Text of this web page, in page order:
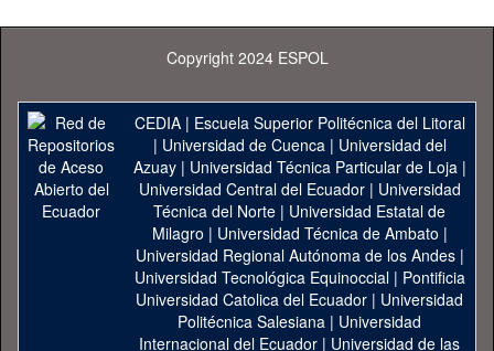
Copyright 2024 ESPOL
CEDIA| Escuela Superior Politécnica del Litoral
| Universidad de Cuenca| Universidad del
Azuay| Universidad Técnica Particular de Loja|
Universidad Central del Ecuador| Universidad
Técnica del Norte | Universidad Estatal de
Milagro | Universidad Técnica de Ambato |
Universidad Regional Autónoma de los Andes|
Universidad Tecnológica Equinoccial| Pontificia
Universidad Catolica del Ecuador | Universidad
Politécnica Salesiana | Universidad
Internacional del Ecuador | Universidad de las